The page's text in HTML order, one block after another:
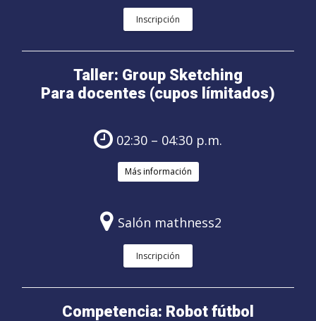
Inscripción
Taller: Group Sketching
Para docentes (cupos límitados)
02:30 – 04:30 p.m.
Más información
Salón mathness2
Inscripción
Competencia: Robot fútbol